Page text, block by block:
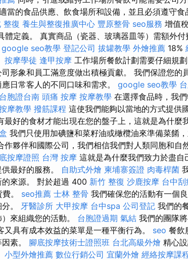
當的食品供應、飲食場所和設備，並且必須遵守食
整復 養生與整復推廣中心 豐原整骨 seo服務 增值
體定義。 真實商品（瓷器、玻璃器皿等）需額外付
google seo教學 登記公司 拔罐教學 外燴推薦 18%
按摩學徒 逢甲按摩 工作場所餐飲計劃需要仔細規
形象和員工滿意度做出積極貢獻。 我們保證您的
日常客人的不同口味和需求。 google seo教學
台胞證台南 頭痛 按摩 按摩教學 在選擇食品時，我
摩教學 撥筋課程 這使我們能夠以當地的方式提供
最好的食材才能出現在您的盤子上，這就是為什麼
我們只使用加碘鹽和菜籽油或橄欖油來準備菜餚
作夥伴和國際公司，我們相信我們對人類同胞和自
按摩證照 台灣 按摩 這就是為什麼我們致力於盡
最好的服務。 自助式外燴 柬埔寨簽證 肉毒桿菌
來源。 對於超過 400 新竹 整復 沙鹿按摩 台中
。 seo推薦 士林 整骨 我們確保您的活動有一個
。 牙醫診所 大甲按摩 台中spa 公司登記 我們的
來組織您的活動。 台胞證過期 氣結 我們的團隊
又具有成本效益的菜單是一種平衡行為。 seo 餐飲
素。 腳底按摩技術士證照班 台北高級外燴 精心
小型外燴推薦 數位行銷公司 宜蘭外燴 經絡按摩課